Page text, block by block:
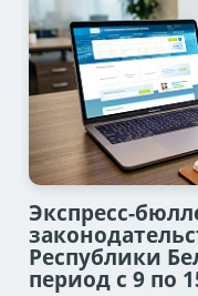
Экспресс-
Республики
период с 9 по